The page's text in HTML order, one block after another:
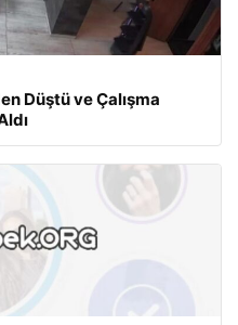
Düştü ve Çalışma